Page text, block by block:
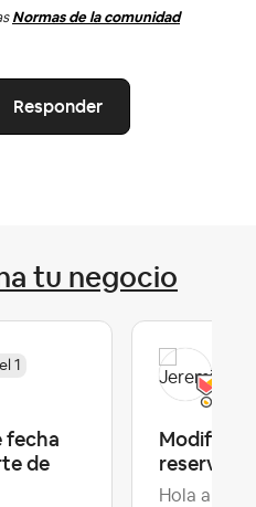
Normas de la comunidad
Responder
tu negocio
1
fecha
de
reserva
Hola a